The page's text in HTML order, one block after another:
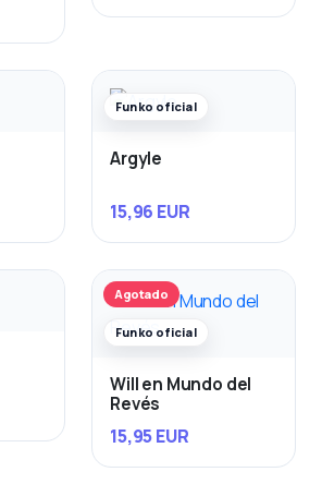
Funko oficial
Argyle
15,96 EUR
Agotado
Funko oficial
Will en Mundo del
Revés
15,95 EUR